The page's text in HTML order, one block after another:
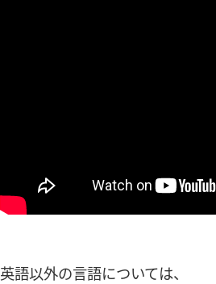
英語以外の言語については、